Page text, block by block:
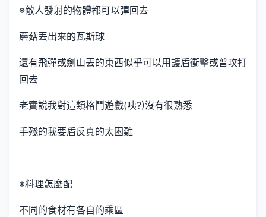
※敵人發射的物體都可以彈回去
蘑菇丟出來的瓦斯球
還有飛彈或劍山丟的東西似乎可以用護盾衝擊或普攻打
回去
老實說我對這類格鬥遊戲(咦?)沒有很熟悉
手殘的我要盾反真的太困難
※料理怎麼配
不同的食材有各自的乘區